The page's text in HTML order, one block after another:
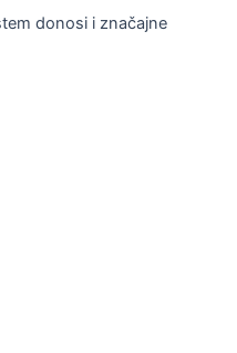
donosi i značajne